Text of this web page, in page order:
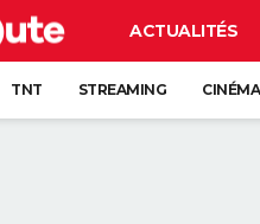
ACTUALITÉS
TNT STREAMING CINÉMA